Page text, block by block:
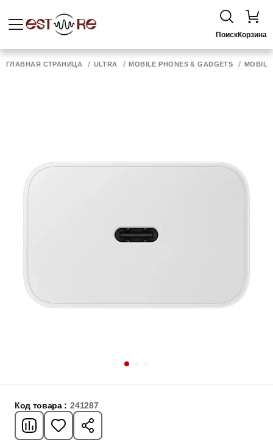
ПоискКорзина
ГЛАВНАЯ СТРАНИЦА ULTRA MOBILE PHONES & GADGETS MOBILE
Код товара : 241287